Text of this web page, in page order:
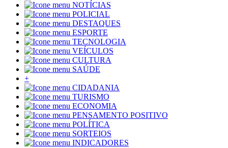
NOTÍCIAS
POLICIAL
DESTAQUES
ESPORTE
TECNOLOGIA
VEÍCULOS
CULTURA
SAÚDE
+
CIDADANIA
TURISMO
ECONOMIA
PENSAMENTO POSITIVO
POLÍTICA
SORTEIOS
INDICADORES